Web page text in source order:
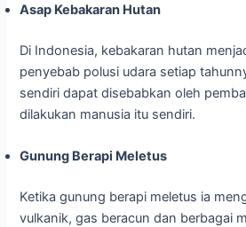
Asap Kebakaran Hutan
Di Indonesia, kebakaran hutan
penyebab polusi udara setiap
sendiri dapat disebabkan oleh
dilakukan manusia itu sendiri.
Gunung Berapi Meletus
Ketika gunung berapi meletus ia
vulkanik, gas beracun dan berbagai